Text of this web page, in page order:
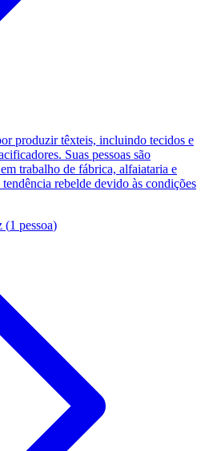
produzir têxteis, incluindo tecidos e
Suas pessoas são
trabalho de fábrica, alfaiataria e
rebelde devido às condições
(1 pessoa)